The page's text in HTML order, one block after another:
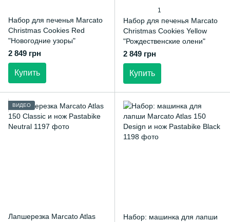
Набор для печенья Marcato
Christmas Cookies Red
"Новогодние узоры"
2 849 грн
Купить
1
Набор для печенья Marcato
Christmas Cookies Yellow
"Рождественские олени"
2 849 грн
Купить
ВИДЕО
Лапшерезка Marcato Atlas
Набор: машинка для лапши